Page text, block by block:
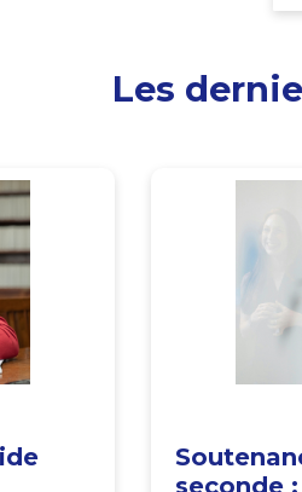
Les
seconde